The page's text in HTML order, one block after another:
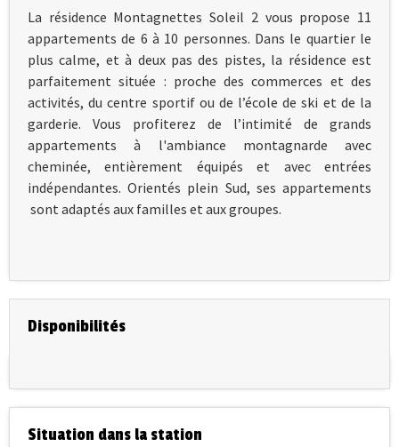
La résidence Montagnettes Soleil 2 vous propose 11
appartements de 6 à 10 personnes. Dans le quartier le
plus calme, et à deux pas des pistes, la résidence est
parfaitement située : proche des commerces et des
activités, du centre sportif ou de l’école de ski et de la
garderie. Vous profiterez de l’intimité de grands
appartements à l'ambiance montagnarde avec
cheminée, entièrement équipés et avec entrées
indépendantes. Orientés plein Sud, ses appartements
sont adaptés aux familles et aux groupes.
Disponibilités
Situation dans la station